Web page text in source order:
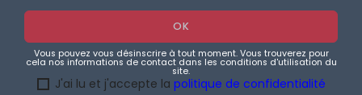
Vous pouvez vous désinscrire à tout moment. Vous trouverez pour
cela nos informations de contact dans les conditions d'utilisation du
site.
J'ai lu et j'accepte la politique de confidentialité